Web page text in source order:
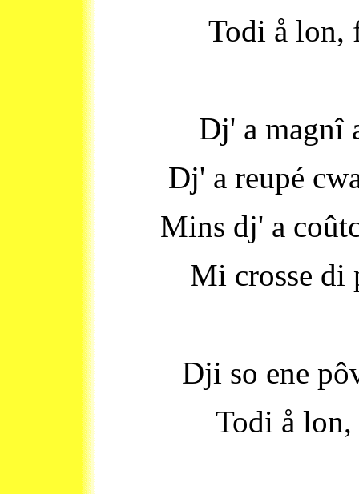
Todi å lon,
Dj' a magnî
Dj' a reupé
Mins dj' a
Mi crosse di
Dji so ene
Todi å